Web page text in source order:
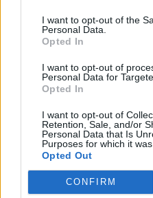
I want to opt-out of the
Personal Data.
Opted In
I want to opt-out of
Personal Data for
Opted In
I want to opt-out of
Retention, Sale, and/or
Personal Data that Is
Purposes for which it was
Opted Out
CONFIRM
b) Runy, które zostały
zielony i są